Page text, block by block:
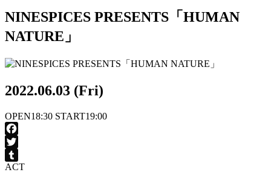
NINESPICES PRESENTS「HUMAN
NATURE」
2022.06.03 (Fri)
OPEN18:30 START19:00
Facebook
Twitter
Tumblr
ACT